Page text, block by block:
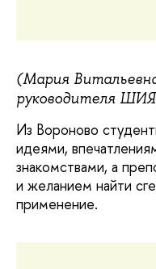
(Мария
руководителя
Из Вороново
идеями,
знакомствами, а
и желанием найти
применение.